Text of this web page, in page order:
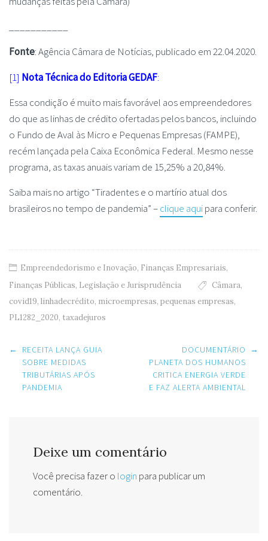
Fonte: Agência Câmara de Notícias, publicado em 22.04.2020.
[1] Nota Técnica do Editoria GEDAF:
Essa condição é muito mais favorável aos empreendedores
do que as linhas de crédito ofertadas pelos bancos, incluindo
o Fundo de Aval às Micro e Pequenas Empresas (FAMPE),
recém lançada pela Caixa Econômica Federal. Mesmo nesse
programa, as taxas anuais variam de 15,25% a 20,84%.
Saiba mais no artigo “Tiradentes e o martírio atual dos
brasileiros no tempo de pandemia” –clique aquipara conferir.
Empreendedorismo e Inovação, Finanças Empresariais,
Finanças Públicas, Legislação e Jurisprudência Câmara,
covid19, linhadecrédito, microempresas, pequenas empresas,
PL1282_2020, taxadejuros
Post
navigation
←
RECEITA LANÇA GUIA
SOBRE MEDIDAS
TRIBUTÁRIAS APÓS
PANDEMIA
DOCUMENTÁRIO
PLANETA DOS HUMANOS
CRITICA ENERGIA VERDE
E FAZ ALERTA AMBIENTAL
→
Deixe um comentário
Você precisa fazer o login para publicar um
comentário.